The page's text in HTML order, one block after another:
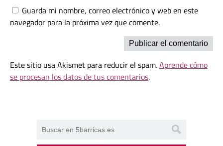
Guarda mi nombre, correo electrónico y web en este
navegador para la próxima vez que comente.
Este sitio usa Akismet para reducir el spam.Aprende cómo
se procesan los datos de tus comentarios.